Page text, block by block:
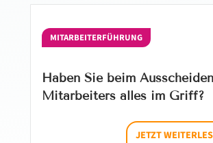
MITARBEITERFÜHRUNG
Haben Sie beim
Mitarbeiters alles im Griff?
JETZT